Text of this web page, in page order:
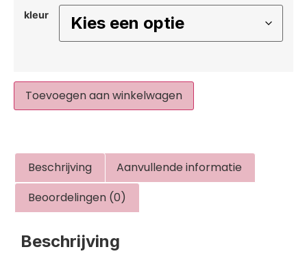
kleur
Toevoegen aan winkelwagen
Beschrijving
Aanvullende informatie
Beoordelingen (0)
Beschrijving